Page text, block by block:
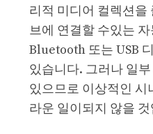
리적 미디어 컬렉션을
브에 연결할 수있는
Bluetooth 또는 USB
있습니다. 그러나 일
있으므로 이상적인 시
라운 일이되지 않을